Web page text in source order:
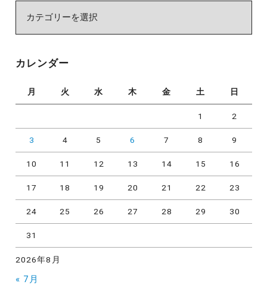
ー
カレンダー
2026年8月
月 火 水 木 金 土 日
1 2
3 4 5 6 7 8 9
10 11 12 13 14 15 16
17 18 19 20 21 22 23
24 25 26 27 28 29 30
31
« 7月